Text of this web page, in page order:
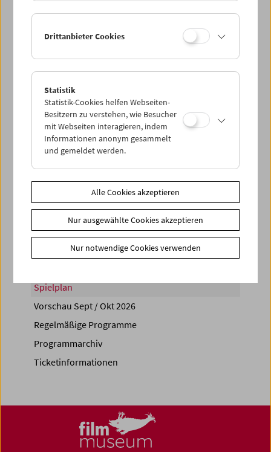
Sa 18.2.
PROGRAMM ÜBERBLICK
Share on
Spielplan
Vorschau Sept / Okt 2026
Regelmäßige Programme
Programmarchiv
Ticketinformationen
Drittanbieter Cookies
Statistik
Statistik-Cookies helfen Webseiten-
Besitzern zu verstehen, wie Besucher
mit Webseiten interagieren, indem
Informationen anonym gesammelt
und gemeldet werden.
Alle Cookies akzeptieren
Nur ausgewählte Cookies akzeptieren
Nur notwendige Cookies verwenden